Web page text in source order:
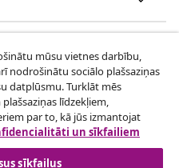
mūsu vietnes darbību,
nodrošinātu sociālo plašsaziņas
datplūsmu. Turklāt mēs
līdzekļiem,
par to, kā jūs izmantojat
un sīkfailiem
sīkfailus